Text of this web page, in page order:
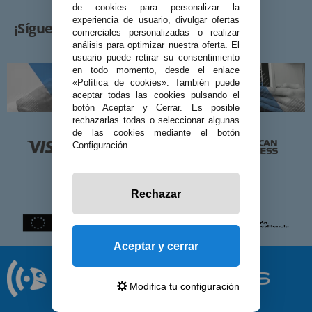
¡Síguenos!
de cookies para personalizar la
experiencia de usuario, divulgar ofertas
comerciales personalizadas o realizar
análisis para optimizar nuestra oferta. El
usuario puede retirar su consentimiento
en todo momento, desde el enlace
«Política de cookies». También puede
aceptar todas las cookies pulsando el
botón Aceptar y Cerrar. Es posible
rechazarlas todas o seleccionar algunas
de las cookies mediante el botón
Configuración.
Rechazar
Aceptar y cerrar
Modifica tu configuración